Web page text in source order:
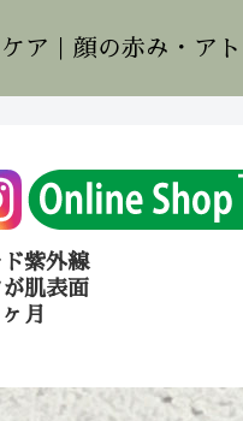
ア｜顔の赤み・ア
紫外線
肌表面
月